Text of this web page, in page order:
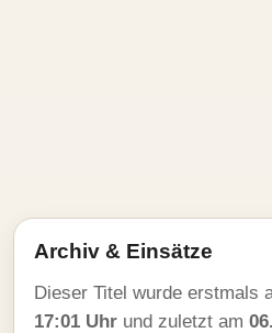
Archiv & Einsätze
Dieser Titel wurde erstmals
17:01 Uhr und zuletzt am